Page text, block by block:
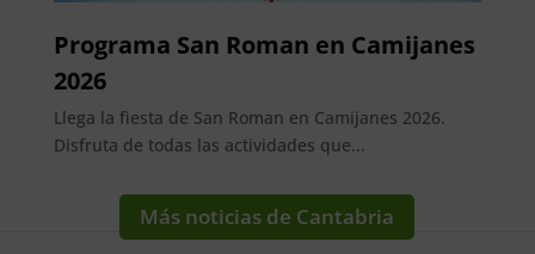
Programa San Roman en Camijanes
2026
Llega la fiesta de San Roman en Camijanes 2026.
Disfruta de todas las actividades que...
Más noticias de Cantabria